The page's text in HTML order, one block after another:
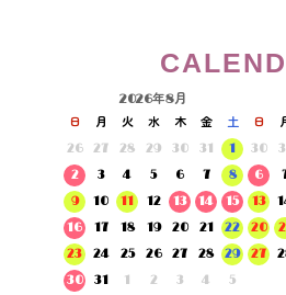
2026年8月
日 月 火 水 木 金
土
26
27 28 29 30 31
1
2
3 4 5 6 7
8
9
10 11 12 13 14
15
16
17 18 19 20 21
22
23
24 25 26 27 28
29
30
31 1 2 3 4 5
日
30
6
13
20
27